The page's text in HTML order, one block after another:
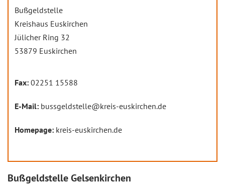
Bußgeldstelle
Kreishaus Euskirchen
Jülicher Ring 32
53879 Euskirchen
Fax: 02251 15588
E-Mail: bussgeldstelle@kreis-euskirchen.de
Homepage: kreis-euskirchen.de
Bußgeldstelle Gelsenkirchen